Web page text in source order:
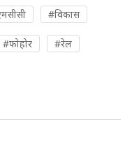
#विकास
#फोहोर #रेल